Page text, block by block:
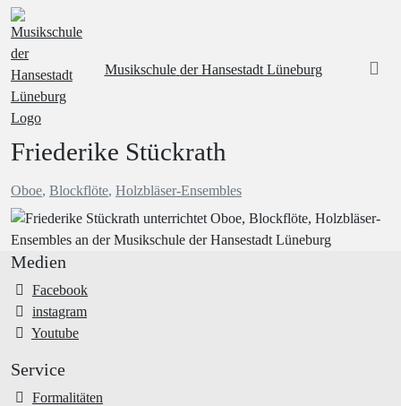
Musikschule der Hansestadt Lüneburg
Friederike Stückrath
Oboe, Blockflöte, Holzbläser-Ensembles
Medien
Facebook
instagram
Youtube
Service
Formalitäten